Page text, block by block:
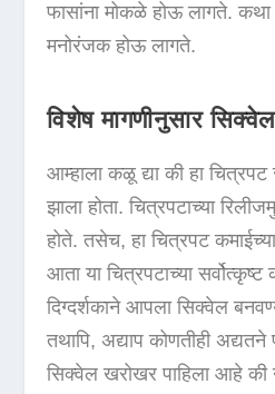
फासांना मोकळे होऊ लागते.
मनोरंजक होऊ लागते.
विशेष मागणीनुसार
आम्हाला कळू द्या की हा
झाला होता. चित्रपटाच्या
होते. तसेच, हा चित्रपट कमाईच्या
आता या चित्रपटाच्या
दिग्दर्शकाने आपला सिक्वेल
तथापि, अद्याप कोणतीही अद्यतने
सिक्वेल खरोखर पाहिला आहे की